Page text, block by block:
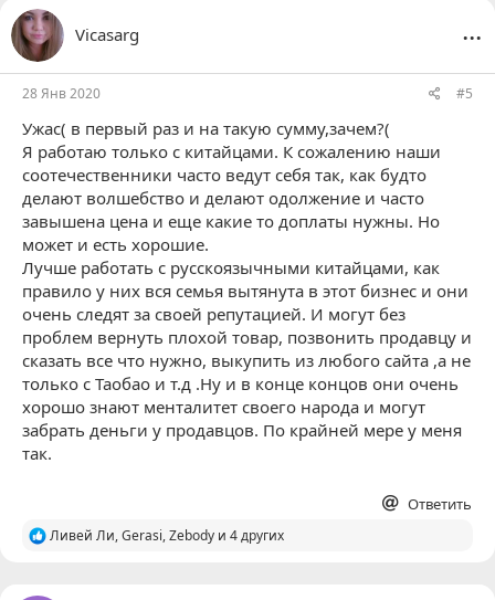
ц
и
и
:
Vicasarg ...
28 Янв 2020 #5
Ужас( в первый раз и на такую сумму,зачем?(
Я работаю только с китайцами. К сожалению наши
соотечественники часто ведут себя так, как будто
делают волшебство и делают одолжение и часто
завышена цена и еще какие то доплаты нужны. Но
может и есть хорошие.
Лучше работать с русскоязычными китайцами, как
правило у них вся семья вытянута в этот бизнес и они
очень следят за своей репутацией. И могут без
проблем вернуть плохой товар, позвонить продавцу и
сказать все что нужно, выкупить из любого сайта ,а не
только с Таобао и т.д .Ну и в конце концов они очень
хорошо знают менталитет своего народа и могут
забрать деньги у продавцов. По крайней мере у меня
так.
Ответить
Р
Ливей Ли,Gerasi,Zebody и 4 других